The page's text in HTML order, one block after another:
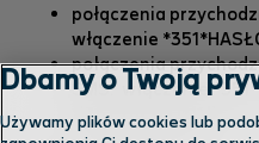
połączenia
włączenie
połączenia
SMS: włączenie
#351*HASŁO*11#
Dbamy o Twoją
Używamy plików cookies lub